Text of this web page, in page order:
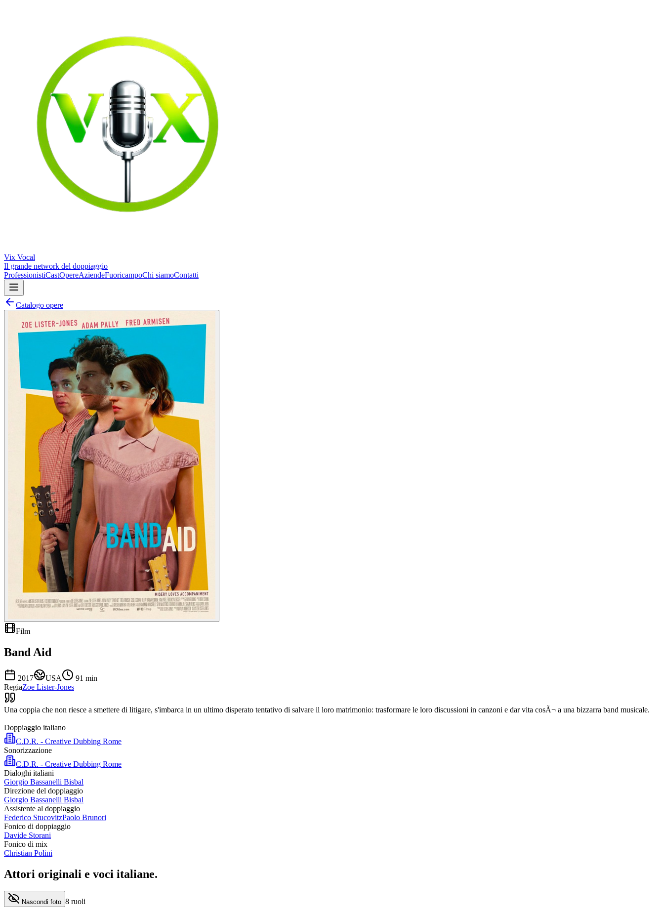
Vix Vocal
Il grande network del doppiaggio
ProfessionistiCastOpereAziendeFuoricampoChi siamoContatti
Catalogo opere
Film
Band Aid
2017 USA 91 min
RegiaZoe Lister-Jones
Una coppia che non riesce a smettere di litigare, s'imbarca in un ultimo disperato tentativo di salvare il loro matrimonio: trasformare le loro discussioni in canzoni e dar vita cosÃ¬ a una bizzarra band musicale.
Doppiaggio italiano
C.D.R. - Creative Dubbing Rome
Sonorizzazione
C.D.R. - Creative Dubbing Rome
Dialoghi italiani
Giorgio Bassanelli Bisbal
Direzione del doppiaggio
Giorgio Bassanelli Bisbal
Assistente al doppiaggio
Federico StucovitzPaolo Brunori
Fonico di doppiaggio
Davide Storani
Fonico di mix
Christian Polini
Attori originali e voci italiane.
Nascondi foto 8 ruoli